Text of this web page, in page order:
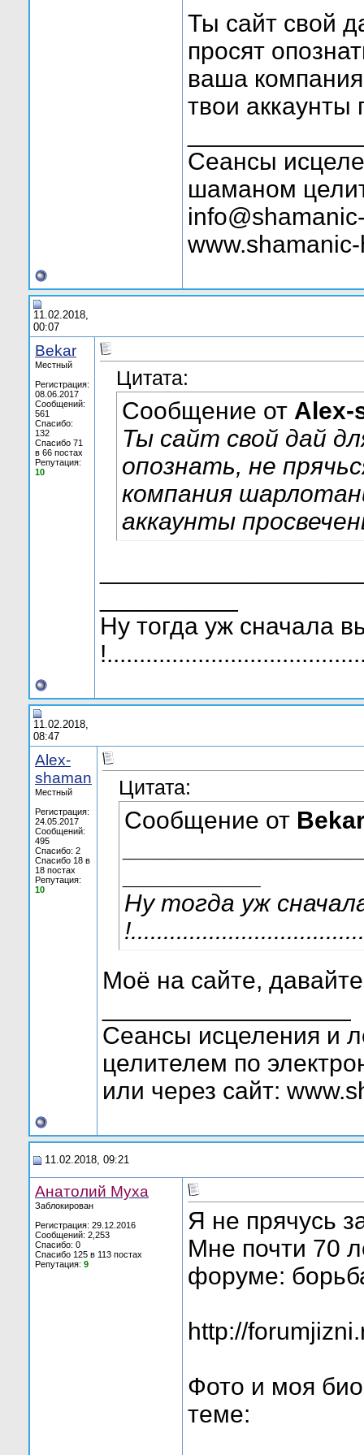
Ты сайт свой
просят
ваша
твои
Сеансы
шаманом
11.02.2018,
00:07
Bekar
Местный
Регистрация:
08.06.2017
Сообщений:
561
Спасибо:
132
Спасибо 71
в 66 постах
Репутация:
10
Цитата:
Сообщение от Alex-
Ты сайт свой дай
опознать, не
компания
аккаунты
Ну тогда уж сначала
11.02.2018,
08:47
Alex-
shaman
Местный
Регистрация:
24.05.2017
Сообщений:
495
Спасибо: 2
Спасибо 18 в
18 постах
Репутация:
10
Цитата:
Сообщение от
Ну тогда уж
Моё на сайте,
Сеансы исцеления и
целителем по
или через сайт:
11.02.2018, 09:21
Анатолий Муха
Заблокирован
Регистрация: 29.12.2016
Сообщений: 2,253
Спасибо: 0
Спасибо 125 в 113 постах
Репутация: 9
Я не прячусь
Мне почти 70
форуме:
http://
Фото и моя
теме: